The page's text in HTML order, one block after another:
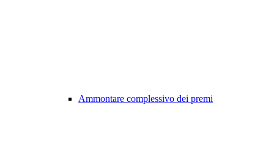
Ammontare complessivo dei premi